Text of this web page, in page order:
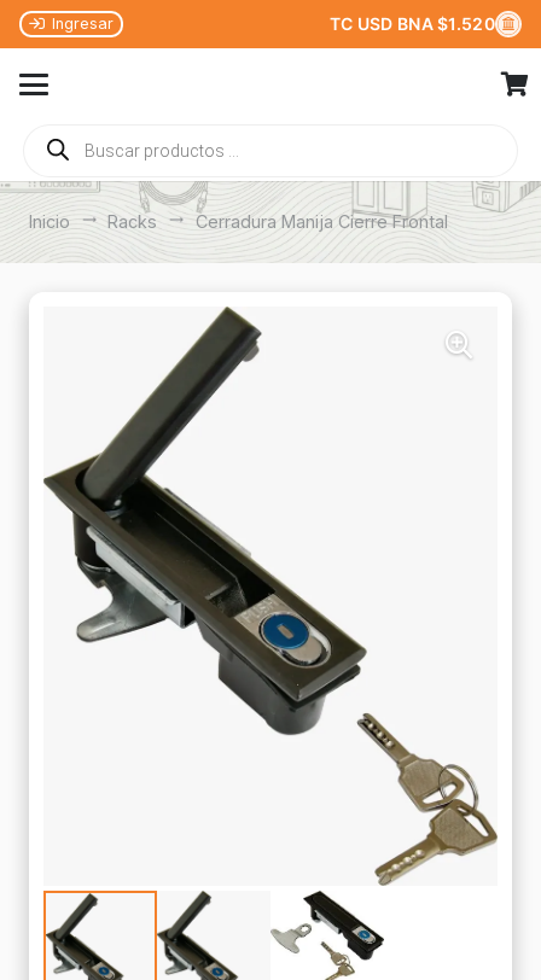
Ingresar TC USD BNA $1.520
Búsqueda
de
productos
Inicio trending_flat Racks trending_flat Cerradura Manija Cierre Frontal